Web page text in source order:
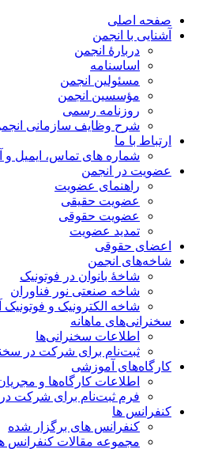
صفحه اصلی
آشنایی با انجمن
دربارۀ انجمن
اساسنامه
مسئولین انجمن
مؤسسین انجمن
روزنامه رسمی
شرح وظایف سازمانی
ارتباط با ما
شماره های تماس، ایمیل
عضویت در انجمن
راهنمای عضویت
عضویت حقیقی
عضویت حقوقی
تمدید عضویت
اعضای حقوقی
شاخه‌های انجمن
شاخۀ بانوان در فوتونیک
شاخه صنعتی نور فناوران
شاخه‌ الکترونیک و فوتونیک
سخنرانی‌های ماهانه
اطلاعات سخنرانی‌‌ها
ثبت‌نام برای شرکت در
کارگاه‌های آموزشی
اطلاعات کارگاه‌ها و
فرم ثبت‌نام برای شرکت در
کنفرانس ها
کنفرانس های برگزار شده
مجموعه مقالات کنفرانس